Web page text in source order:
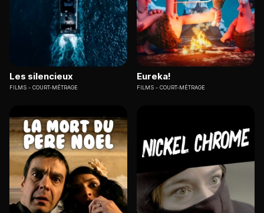
Les silencieux
FILMS COURT-MÉTRAGE
Eureka!
FILMS COURT-MÉTRAGE